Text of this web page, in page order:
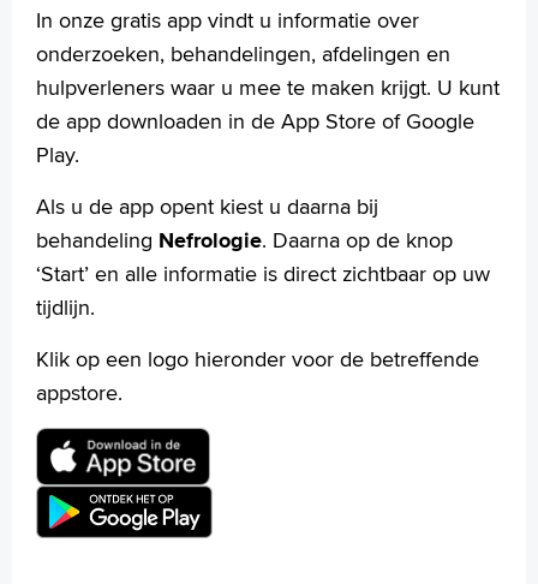
Specialismen
Werken en leren
Medewerkers
Contact
Wetenschappelijk onderzoek
In onze gratis app vindt u informatie over
onderzoeken, behandelingen, afdelingen en
hulpverleners waar u mee te maken krijgt. U kunt
de app downloaden in de App Store of Google
Play.
Als u de app opent kiest u daarna bij
behandeling Nefrologie. Daarna op de knop
‘Start’ en alle informatie is direct zichtbaar op uw
tijdlijn.
Klik op een logo hieronder voor de betreffende
appstore.